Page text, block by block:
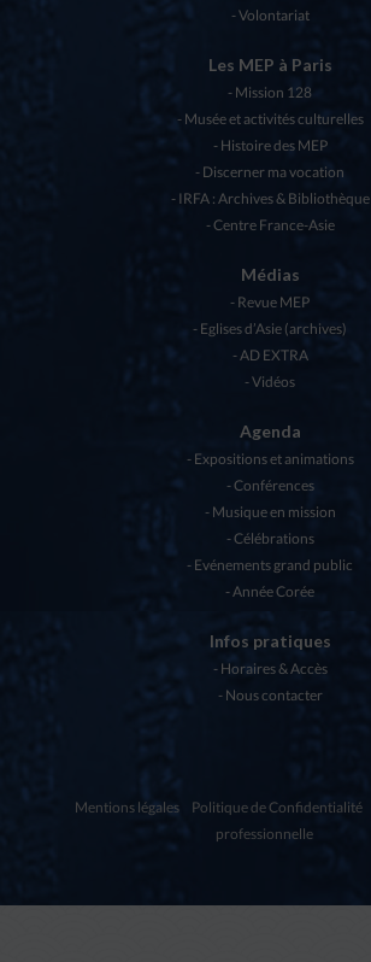
Volontariat
Les MEP à Paris
Mission 128
Musée et activités culturelles
Histoire des MEP
Discerner ma vocation
IRFA : Archives & Bibliothèque
Centre France-Asie
Médias
Revue MEP
Eglises d’Asie (archives)
AD EXTRA
Vidéos
Agenda
Expositions et animations
Conférences
Musique en mission
Célébrations
Evénements grand public
Année Corée
Infos pratiques
Horaires & Accès
Nous contacter
Mentions légales Politique de Confidentialité
professionnelle